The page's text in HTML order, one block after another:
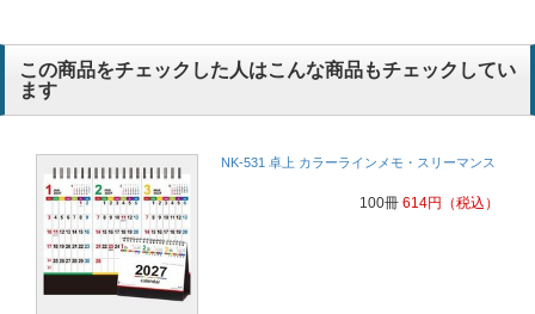
六曜が書いてあるし、大きくて見やすく、メモも書くことができる。
違うタイプのカレンダーが表と裏にあり、スケジュールを書いておけ
る。お客様にも好評で、毎年同じものを注文しています。
大きくて見やすい。六曜が入っている サービス業
お客様に喜んでいただけるので毎年同じ商品を注文しています。
会計事務所
この商品をチェックした人はこんな商品もチェックしてい
ます
NK-531 卓上 カラーラインメモ・スリーマンス
100冊 614円 （税込）